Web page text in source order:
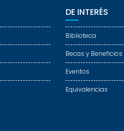
DE INTERÉS
Biblioteca
Becas y Beneficios
Eventos
Equivalencias